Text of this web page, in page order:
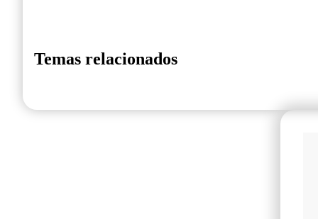
Temas relacionados